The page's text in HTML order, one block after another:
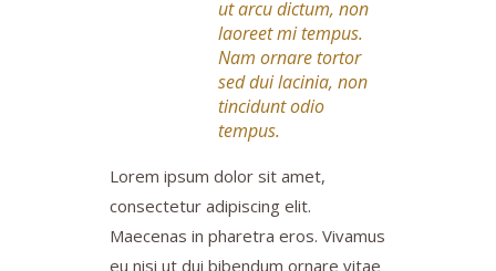
ut arcu dictum, non
laoreet mi tempus.
Nam ornare tortor
sed dui lacinia, non
tincidunt odio
tempus.
Lorem ipsum dolor sit amet,
consectetur adipiscing elit.
Maecenas in pharetra eros. Vivamus
eu nisi ut dui bibendum ornare vitae